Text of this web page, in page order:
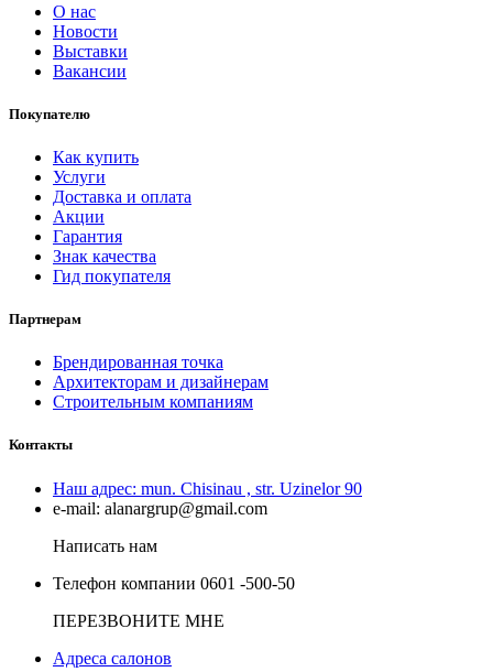
О нас
Новости
Выставки
Вакансии
Покупателю
Как купить
Услуги
Доставка и оплата
Акции
Гарантия
Знак качества
Гид покупателя
Партнерам
Брендированная точка
Архитекторам и дизайнерам
Строительным компаниям
Контакты
Наш адрес: mun. Chisinau , str. Uzinelor 90
e-mail: alanargrup@gmail.com
Написать нам
Телефон компании 0601 -500-50
ПЕРЕЗВОНИТЕ МНЕ
Адреса салонов